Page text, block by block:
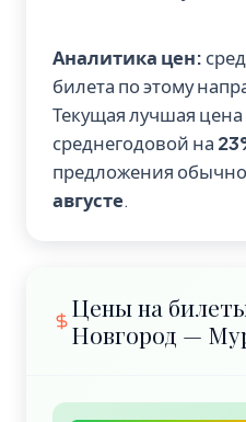
Аналитика цен:
билета по этому
Текущая лучшая цена
среднегодовой на
предложения обычно
августе.
Цены на
Новгород —